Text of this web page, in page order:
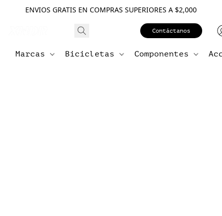
ENVIOS GRATIS EN COMPRAS SUPERIORES A $2,000
Contáctanos
Marcas Bicicletas Componentes